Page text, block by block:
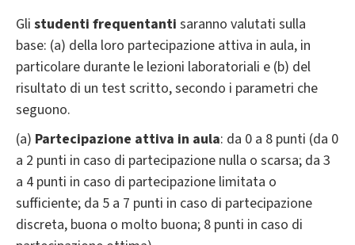
Gli studenti frequentanti saranno valutati sulla
base: (a) della loro partecipazione attiva in aula, in
particolare durante le lezioni laboratoriali e (b) del
risultato di un test scritto, secondo i parametri che
seguono.
(a) Partecipazione attiva in aula: da 0 a 8 punti (da 0
a 2 punti in caso di partecipazione nulla o scarsa; da 3
a 4 punti in caso di partecipazione limitata o
sufficiente; da 5 a 7 punti in caso di partecipazione
discreta, buona o molto buona; 8 punti in caso di